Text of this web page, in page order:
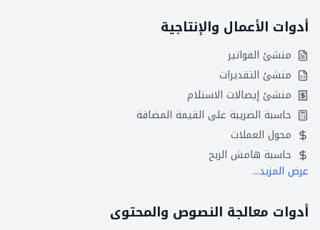
أدوات الأعمال والإنتاجية
منشئ الفواتير
منشئ التقديرات
منشئ إيصالات الاستلام
حاسبة الضريبة على القيمة المضافة
محول العملات
حاسبة هامش الربح
عرض المزيد...
أدوات معالجة النصوص والمحتوى